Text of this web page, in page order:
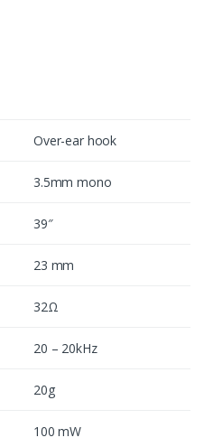
Over-ear hook
3.5mm mono
39″
23 mm
32Ω
20 – 20kHz
20g
100 mW